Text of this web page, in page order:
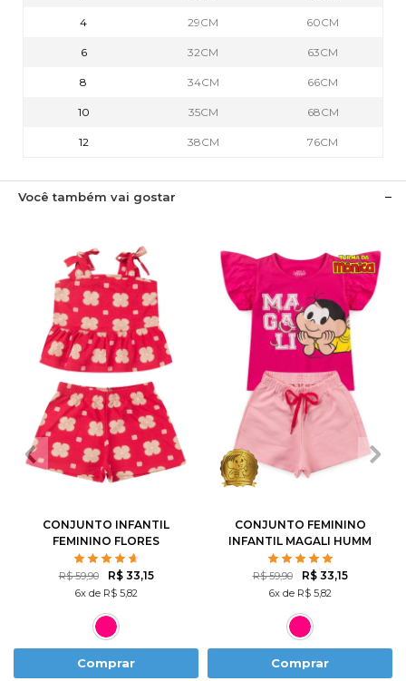
4 29CM 60CM
6 32CM 63CM
8 34CM 66CM
10 35CM 68CM
12 38CM 76CM
Você também vai gostar
2 3 8
CONJUNTO INFANTIL
FEMININO FLORES
ROTATIVAS
R$ 59,90 R$ 33,15
6x de R$ 5,82
Comprar
1 6
CONJUNTO FEMININO
INFANTIL MAGALI HUMM
AMO MELANCIA- TURMA
DA MÔNICA
R$ 59,90 R$ 33,15
6x de R$ 5,82
Comprar